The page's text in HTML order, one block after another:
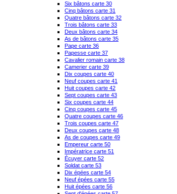
Six bâtons carte 30
Cinq bâtons carte 31
Quatre bâtons carte 32
Trois bâtons carte 33
Deux bâtons carte 34
As de bâtons carte 35
Pape carte 36
Papesse carte 37
Cavalier romain carte 38
Camerier carte 39
Dix coupes carte 40
Neuf coupes carte 41
Huit coupes carte 42
Sept coupes carte 43
Six coupes carte 44
Cinq coupes carte 45
Quatre coupes carte 46
Trois coupes carte 47
Deux coupes carte 48
As de coupes carte 49
Empereur carte 50
Impératrice carte 51
Écuyer carte 52
Soldat carte 53
Dix épées carte 54
Neuf épées carte 55
Huit épées carte 56